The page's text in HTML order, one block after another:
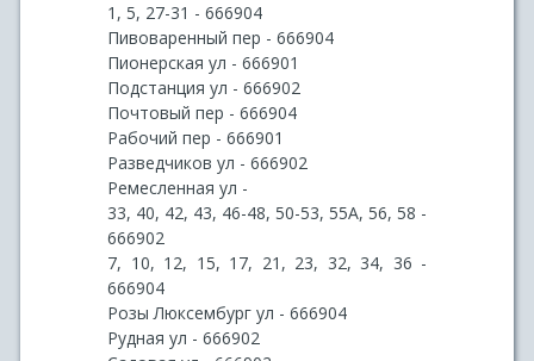
1, 5, 27-31 - 666904
Пивоваренный пер - 666904
Пионерская ул - 666901
Подстанция ул - 666902
Почтовый пер - 666904
Рабочий пер - 666901
Разведчиков ул - 666902
Ремесленная ул -
33, 40, 42, 43, 46-48, 50-53, 55А, 56, 58 -
666902
7, 10, 12, 15, 17, 21, 23, 32, 34, 36 -
666904
Розы Люксембург ул - 666904
Рудная ул - 666902